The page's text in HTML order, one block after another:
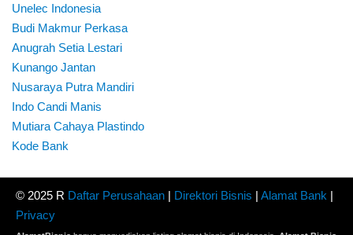
Unelec Indonesia
Budi Makmur Perkasa
Anugrah Setia Lestari
Kunango Jantan
Nusaraya Putra Mandiri
Indo Candi Manis
Mutiara Cahaya Plastindo
Kode Bank
© 2025 R Daftar Perusahaan | Direktori Bisnis | Alamat Bank |
Privacy